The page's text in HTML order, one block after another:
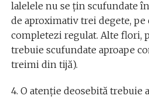
lalelele nu se ţin scufundate
de aproximativ trei degete, pe
completezi regulat. Alte flori,
trebuie scufundate aproape
treimi din tijă).
4. O atenţie deosebită trebuie